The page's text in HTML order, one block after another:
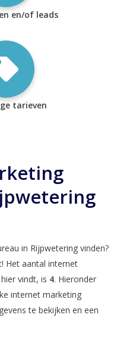
en/of leads
tarieven
in Rijpwetering vinden?
Het aantal internet
vindt, is 4. Hieronder
internet marketing
te bekijken en een